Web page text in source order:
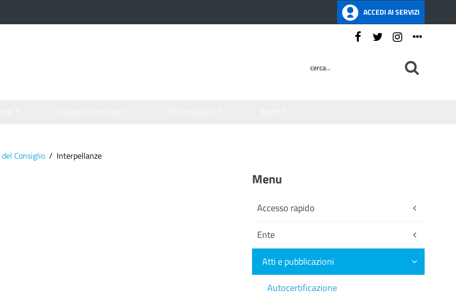
ACCEDI AI SERVIZI
Consiglio Interpellanze
Menu
Accesso rapido
Ente
Atti e pubblicazioni
Autocertificazione